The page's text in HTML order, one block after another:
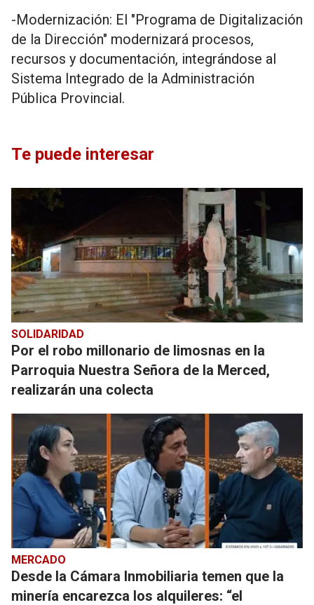
-Modernización: El "Programa de Digitalización
de la Dirección" modernizará procesos,
recursos y documentación, integrándose al
Sistema Integrado de la Administración
Pública Provincial.
Te puede interesar
SOLIDARIDAD
Por el robo millonario de limosnas en la
Parroquia Nuestra Señora de la Merced,
realizarán una colecta
MERCADO
Desde la Cámara Inmobiliaria temen que la
minería encarezca los alquileres: “el